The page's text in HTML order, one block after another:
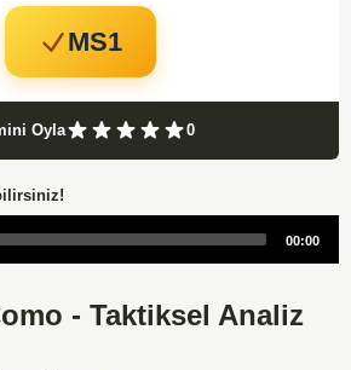
MS1
Oyla 0
00:00
- Taktiksel Analiz